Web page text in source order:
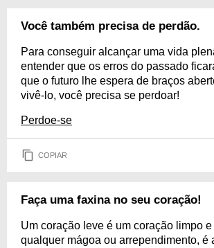
Você também precisa de perdão.
Para conseguir alcançar uma vida
entender que os erros do passado
que o futuro lhe espera de braços
vivê-lo, você precisa se perdoar!
Perdoe-se
COPIAR
Faça uma faxina no seu coração!
Um coração leve é um coração limpo
qualquer mágoa ou arrependimento, é